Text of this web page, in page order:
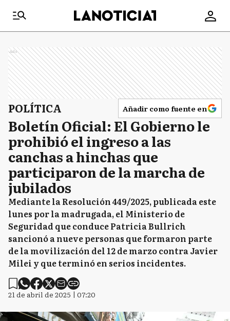
Ads
POLÍTICA Añadir como fuente en
Boletín Oficial: El Gobierno le
prohibió el ingreso a las
canchas a hinchas que
participaron de la marcha de
jubilados
Mediante la Resolución 449/2025, publicada este
lunes por la madrugada, el Ministerio de
Seguridad que conduce Patricia Bullrich
sancionó a nueve personas que formaron parte
de la movilización del 12 de marzo contra Javier
Milei y que terminó en serios incidentes.
21 de abril de 2025 | 07:20